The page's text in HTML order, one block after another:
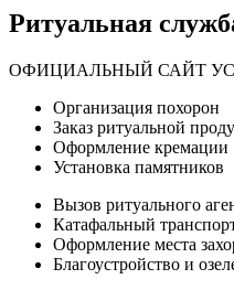
Ритуальная
ОФИЦИАЛЬНЫЙ САЙТ
Организация похорон
Заказ ритуальной
Оформление кремации
Установка памятников
Вызов ритуального
Катафальный
Оформление места
Благоустройство и